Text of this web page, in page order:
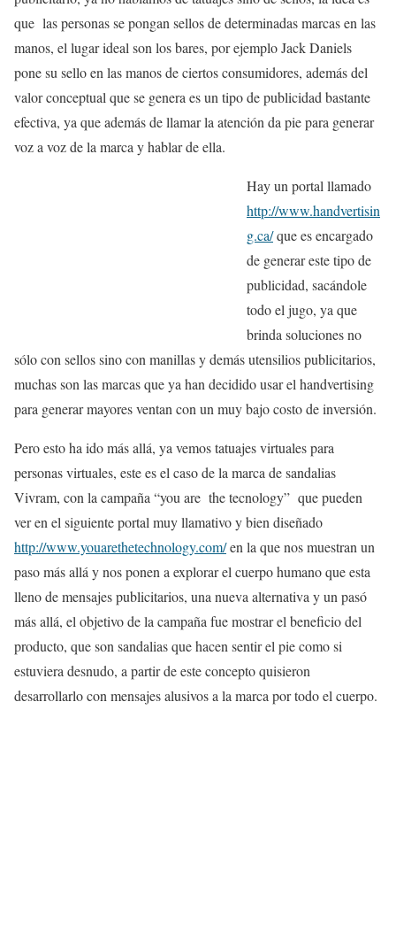
que las personas se pongan sellos de determinadas marcas en las
manos, el lugar ideal son los bares, por ejemplo Jack Daniels
pone su sello en las manos de ciertos consumidores, además del
valor conceptual que se genera es un tipo de publicidad bastante
efectiva, ya que además de llamar la atención da pie para generar
voz a voz de la marca y hablar de ella.
Hay un portal llamado
http://www.handvertisin
g.ca/que es encargado
de generar este tipo de
publicidad, sacándole
todo el jugo, ya que
brinda soluciones no
sólo con sellos sino con manillas y demás utensilios publicitarios,
muchas son las marcas que ya han decidido usar el handvertising
para generar mayores ventan con un muy bajo costo de inversión.
Pero esto ha ido más allá, ya vemos tatuajes virtuales para
personas virtuales, este es el caso de la marca de sandalias
Vivram, con la campaña “you are the tecnology” que pueden
ver en el siguiente portal muy llamativo y bien diseñado
http://www.youarethetechnology.com/en la que nos muestran un
paso más allá y nos ponen a explorar el cuerpo humano que esta
lleno de mensajes publicitarios, una nueva alternativa y un pasó
más allá, el objetivo de la campaña fue mostrar el beneficio del
producto, que son sandalias que hacen sentir el pie como si
estuviera desnudo, a partir de este concepto quisieron
desarrollarlo con mensajes alusivos a la marca por todo el cuerpo.